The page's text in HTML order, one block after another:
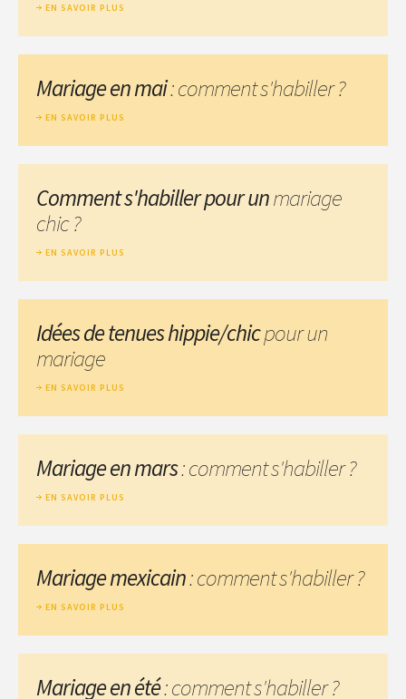
EN SAVOIR PLUS
Mariage en mai: comment s'habiller ?
EN SAVOIR PLUS
Comment s'habiller pour unmariage
chic ?
EN SAVOIR PLUS
Idées de tenues hippie/chicpour un
mariage
EN SAVOIR PLUS
Mariage en mars: comment s'habiller ?
EN SAVOIR PLUS
Mariage mexicain: comment s'habiller ?
EN SAVOIR PLUS
Mariage en été: comment s'habiller ?